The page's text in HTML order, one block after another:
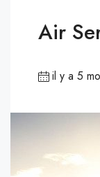
Air
il y a 5